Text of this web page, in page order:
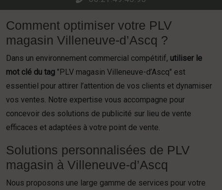
Comment optimiser votre PLV
magasin Villeneuve-d’Ascq ?
Dans un environnement commercial compétitif, utiliser le
mot clé du tag "PLV magasin Villeneuve-d’Ascq" est
essentiel pour attirer l’attention de vos clients et dynamiser
vos ventes. Notre expertise vous accompagne pour
concevoir des solutions de publicité sur lieu de vente
efficaces et adaptées à votre point de vente.
Solutions personnalisées de PLV
magasin à Villeneuve-d’Ascq
Nous proposons une large gamme de services pour votre